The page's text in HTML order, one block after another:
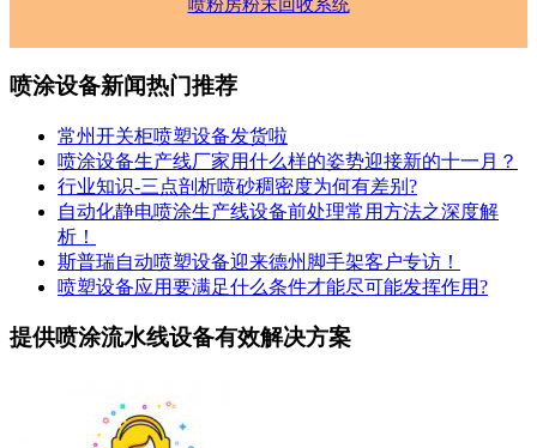
喷粉房粉末回收系统
喷涂设备新闻热门推荐
常州开关柜喷塑设备发货啦
喷涂设备生产线厂家用什么样的姿势迎接新的十一月？
行业知识-三点剖析喷砂稠密度为何有差别?
自动化静电喷涂生产线设备前处理常用方法之深度解
析！
斯普瑞自动喷塑设备迎来德州脚手架客户专访！
喷塑设备应用要满足什么条件才能尽可能发挥作用?
提供喷涂流水线设备有效解决方案